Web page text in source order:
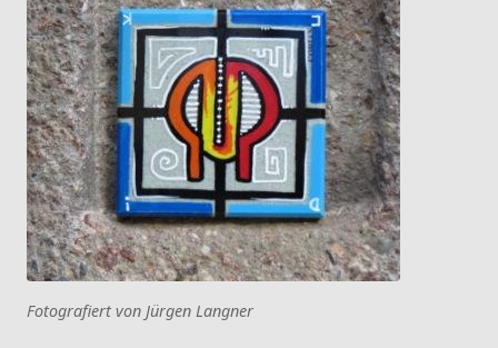
Fotografiert von Jürgen Langner